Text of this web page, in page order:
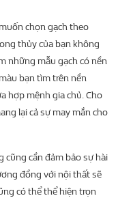
chọn gạch theo
thủy của bạn không
những mẫu gạch có nền
bạn tìm trên nền
hợp mệnh gia chủ. Cho
lại cả sự may mắn cho
cũng cần đảm bảo sự hài
đồng với nội thất sẽ
có thể thể hiện trọn